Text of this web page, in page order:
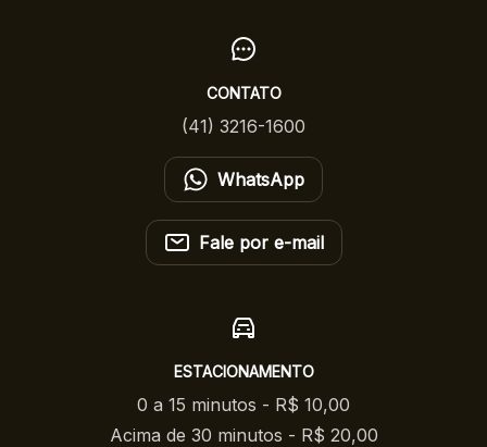
CONTATO
(41) 3216-1600
WhatsApp
Fale por e-mail
ESTACIONAMENTO
0 a 15 minutos - R$ 10,00
Acima de 30 minutos - R$ 20,00